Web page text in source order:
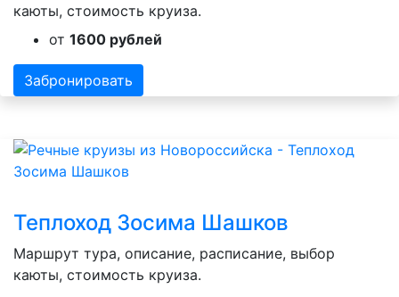
каюты, стоимость круиза.
от 1600 рублей
Забронировать
Теплоход Зосима Шашков
Маршрут тура, описание, расписание, выбор
каюты, стоимость круиза.